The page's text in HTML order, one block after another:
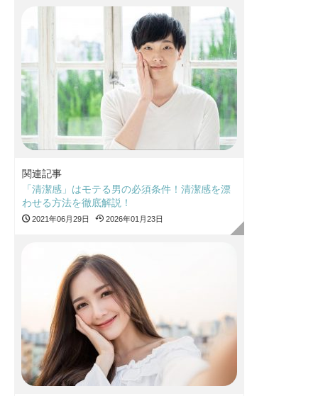
関連記事
「清潔感」はモテる男の必須条件！清潔感を漂
わせる方法を徹底解説！
2021年06月29日 2026年01月23日